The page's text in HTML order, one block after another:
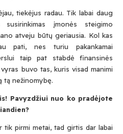
tiekėjus radau. Tik labai daug
įmonės steigimo
atveju būtų geriausia. Kol kas
pati, nes turiu pakankamai
taip pat stabdė finansinės
buvo tas, kuris visad manimi
tą nežinomybę.
Pavyzdžiui nuo ko pradėjote
tik pirmi metai, tad girtis dar labai